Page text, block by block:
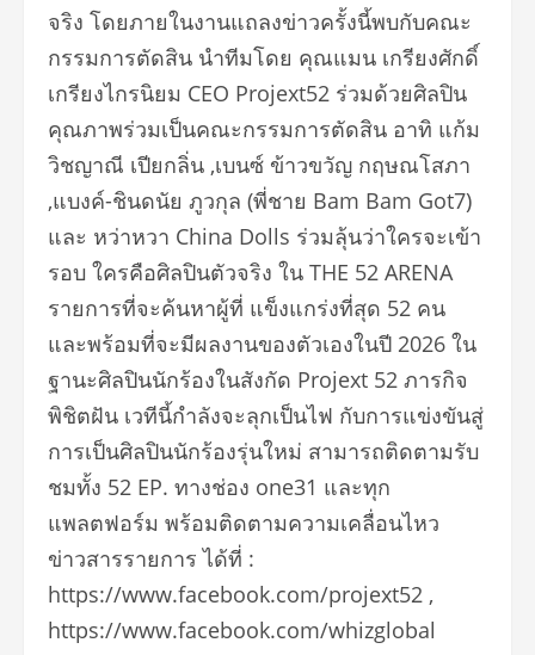
จริง โดยภายในงานแถลงข่าวครั้งนี้พบกับคณะ
กรรมการตัดสิน นำทีมโดย คุณแมน เกรียงศักดิ์
เกรียงไกรนิยม CEO Projext52 ร่วมด้วยศิลปิน
คุณภาพร่วมเป็นคณะกรรมการตัดสิน อาทิ แก้ม
วิชญาณี เปียกลิ่น ,เบนซ์ ข้าวขวัญ กฤษณโสภา
,แบงค์-ชินดนัย ภูวกุล (พี่ชาย Bam Bam Got7)
และ หว่าหวา China Dolls ร่วมลุ้นว่าใครจะเข้า
รอบ ใครคือศิลปินตัวจริง ใน THE 52 ARENA
รายการที่จะค้นหาผู้ที่ แข็งแกร่งที่สุด 52 คน
และพร้อมที่จะมีผลงานของตัวเองในปี 2026 ใน
ฐานะศิลปินนักร้องในสังกัด Projext 52 ภารกิจ
พิชิตฝัน เวทีนี้กำลังจะลุกเป็นไฟ กับการแข่งขันสู่
การเป็นศิลปินนักร้องรุ่นใหม่ สามารถติดตามรับ
ชมทั้ง 52 EP. ทางช่อง one31 และทุก
แพลตฟอร์ม พร้อมติดตามความเคลื่อนไหว
ข่าวสารรายการ ได้ที่ :
https://www.facebook.com/projext52 ,
https://www.facebook.com/whizglobal